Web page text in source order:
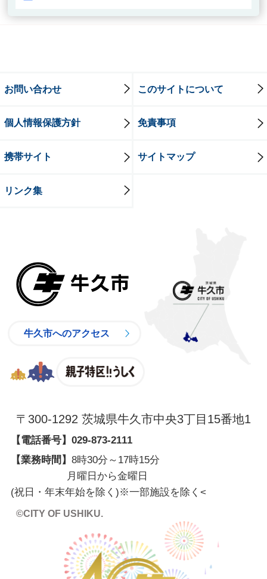
お問い合わせ このサイトについて
個人情報保護方針 免責事項
携帯サイト サイトマップ
リンク集
牛久市へのアクセス
〒300-1292 茨城県牛久市中央3丁目15番地1
【電話番号】 029-873-2111
【業務時間】 8時30分～17時15分
月曜日から金曜日
(祝日・年末年始を除く)※一部施設を除く <
©CITY OF USHIKU.